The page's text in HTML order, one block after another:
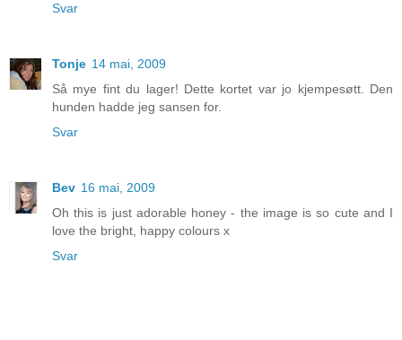
Svar
Tonje 14 mai, 2009
Så mye fint du lager! Dette kortet var jo kjempesøtt. Den
hunden hadde jeg sansen for.
Svar
Bev 16 mai, 2009
Oh this is just adorable honey - the image is so cute and I
love the bright, happy colours x
Svar